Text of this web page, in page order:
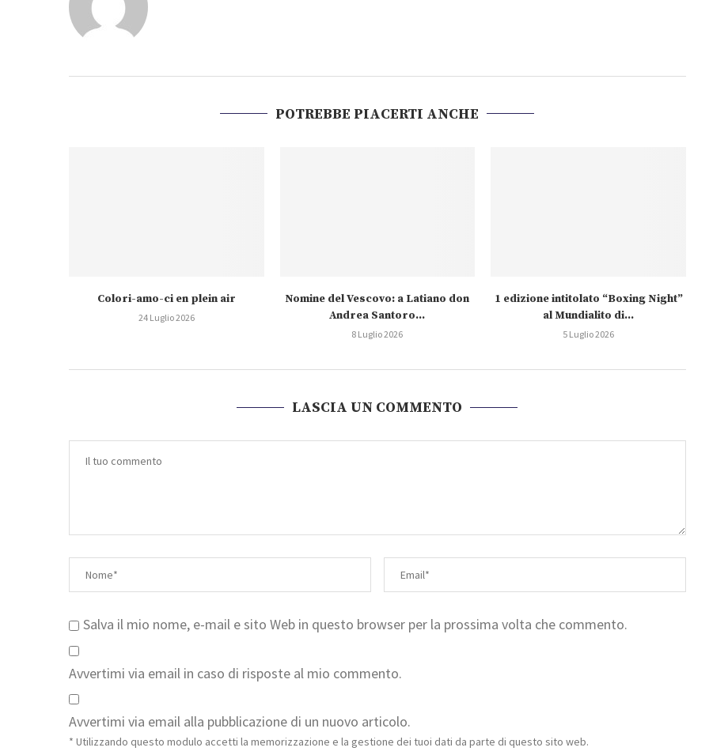
POTREBBE PIACERTI ANCHE
Colori-amo-ci en plein air
24 Luglio 2026
Nomine del Vescovo: a Latiano don
Andrea Santoro...
8 Luglio 2026
1 edizione intitolato “Boxing Night”
al Mundialito di...
5 Luglio 2026
LASCIA UN COMMENTO
Salva il mio nome, e-mail e sito Web in questo browser per la prossima volta che commento.
Avvertimi via email in caso di risposte al mio commento.
Avvertimi via email alla pubblicazione di un nuovo articolo.
* Utilizzando questo modulo accetti la memorizzazione e la gestione dei tuoi dati da parte di questo sito web.